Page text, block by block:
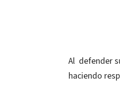
Al defender
haciendo